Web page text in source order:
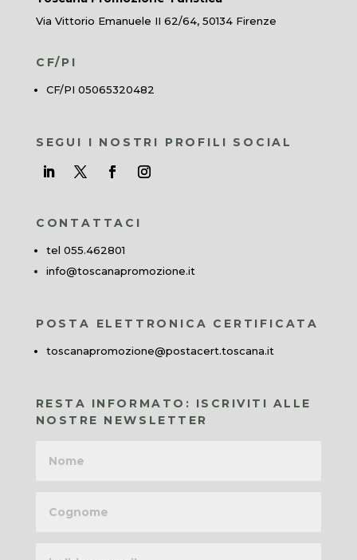
Via Vittorio Emanuele II 62/64, 50134 Firenze
CF/PI
CF/PI 05065320482
SEGUI I NOSTRI PROFILI SOCIAL
CONTATTACI
tel 055.462801
info@toscanapromozione.it
POSTA ELETTRONICA CERTIFICATA
toscanapromozione@postacert.toscana.it
RESTA INFORMATO: ISCRIVITI ALLE
NOSTRE NEWSLETTER